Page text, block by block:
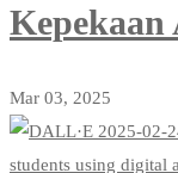
Mar 03, 2025